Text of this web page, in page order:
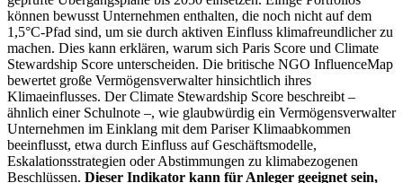
können bewusst Unternehmen enthalten, die noch nicht auf dem
1,5°C-Pfad sind, um sie durch aktiven Einfluss klimafreundlicher zu
machen. Dies kann erklären, warum sich Paris Score und Climate
Stewardship Score unterscheiden. Die britische NGO InfluenceMap
bewertet große Vermögensverwalter hinsichtlich ihres
Klimaeinflusses. Der Climate Stewardship Score beschreibt –
ähnlich einer Schulnote –, wie glaubwürdig ein Vermögensverwalter
Unternehmen im Einklang mit dem Pariser Klimaabkommen
beeinflusst, etwa durch Einfluss auf Geschäftsmodelle,
Eskalationsstrategien oder Abstimmungen zu klimabezogenen
Beschlüssen. Dieser Indikator kann für Anleger geeignet sein,